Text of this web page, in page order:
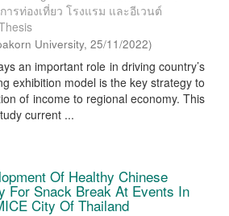
ารท่องเที่ยว โรงแรม และอีเวนต์
University, 25/11/2022)
an important role in driving country’s
exhibition model is the key strategy to
of income to regional economy. This
current ...
Of Healthy Chinese
For Snack Break At Events In
City Of Thailand